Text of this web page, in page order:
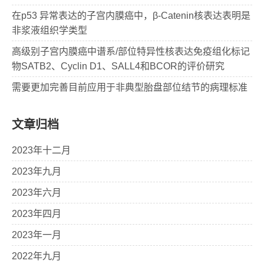
在p53 异常表达的子宫内膜癌中，β-Catenin核表达表明是
非浆液组织学类型
高级别子宫内膜癌中谱系/部位特异性核表达免疫组化标记
物SATB2、Cyclin D1、SALL4和BCOR的评价研究
需要更加完善目前应用于非典型胎盘部位结节的病理标准
文章归档
2023年十二月
2023年九月
2023年六月
2023年四月
2023年一月
2022年九月